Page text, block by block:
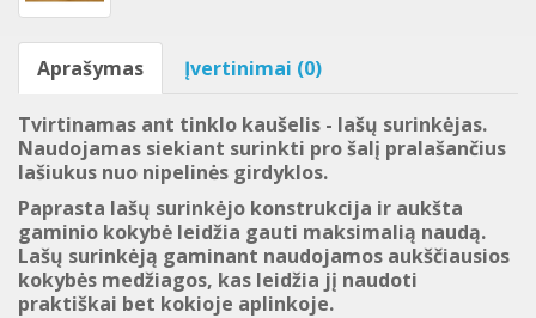
Aprašymas Įvertinimai (0)
Tvirtinamas ant tinklo kaušelis - lašų surinkėjas.
Naudojamas siekiant surinkti pro šalį pralašančius
lašiukus nuo nipelinės girdyklos.
Paprasta lašų surinkėjo konstrukcija ir aukšta
gaminio kokybė leidžia gauti maksimalią naudą.
Lašų surinkėją gaminant naudojamos aukščiausios
kokybės medžiagos, kas leidžia jį naudoti
praktiškai bet kokioje aplinkoje.